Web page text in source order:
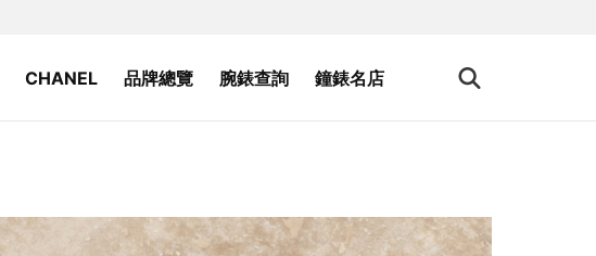
CHANEL 品牌總覽 腕錶查詢 鐘錶名店